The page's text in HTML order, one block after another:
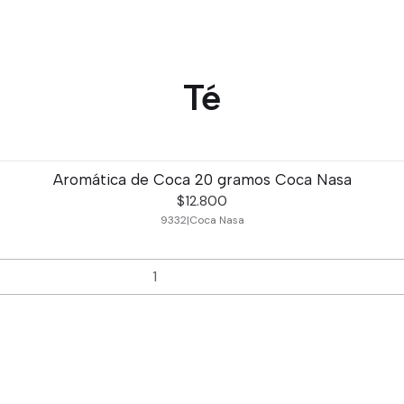
Té
Aromática de Coca 20 gramos Coca Nasa
$12.800
9332|Coca Nasa